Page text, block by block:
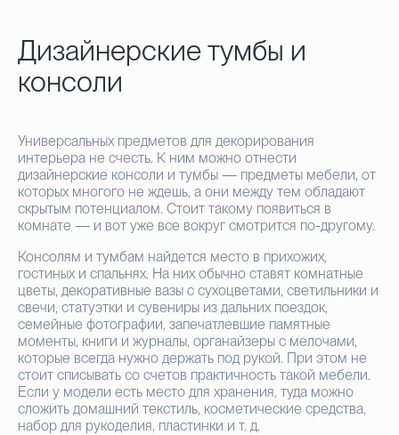
Дизайнерские тумбы и
консоли
Универсальных предметов для декорирования
интерьера не счесть. К ним можно отнести
дизайнерские консоли и тумбы — предметы мебели, от
которых многого не ждешь, а они между тем обладают
скрытым потенциалом. Стоит такому появиться в
комнате — и вот уже все вокруг смотрится по-другому.
Консолям и тумбам найдется место в прихожих,
гостиных и спальнях. На них обычно ставят комнатные
цветы, декоративные вазы с сухоцветами, светильники и
свечи, статуэтки и сувениры из дальних поездок,
семейные фотографии, запечатлевшие памятные
моменты, книги и журналы, органайзеры с мелочами,
которые всегда нужно держать под рукой. При этом не
стоит списывать со счетов практичность такой мебели.
Если у модели есть место для хранения, туда можно
сложить домашний текстиль, косметические средства,
набор для рукоделия, пластинки и т. д.